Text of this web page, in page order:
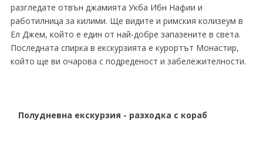
разгледате отвън джамията Укба Ибн Нафии и
работилница за килими. Ще видите и римския колизеум в
Ел Джем, който е един от най-добре запазените в света.
Последната спирка в екскурзията е курортът Монастир,
който ще ви очарова с подреденост и забележителности.
Полудневна екскурзия - разходка с кораб